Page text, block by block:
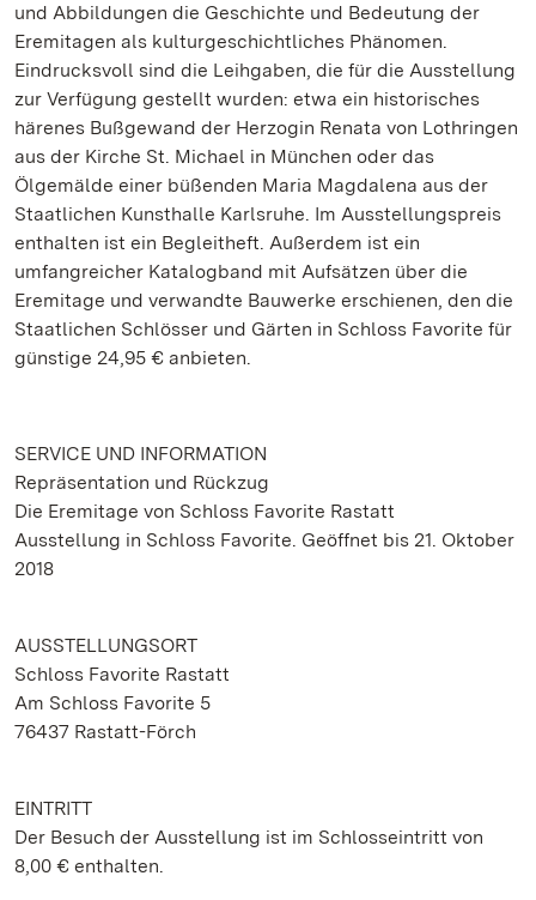
und Abbildungen die Geschichte und Bedeutung der
Eremitagen als kulturgeschichtliches Phänomen.
Eindrucksvoll sind die Leihgaben, die für die Ausstellung
zur Verfügung gestellt wurden: etwa ein historisches
härenes Bußgewand der Herzogin Renata von Lothringen
aus der Kirche St. Michael in München oder das
Ölgemälde einer büßenden Maria Magdalena aus der
Staatlichen Kunsthalle Karlsruhe. Im Ausstellungspreis
enthalten ist ein Begleitheft. Außerdem ist ein
umfangreicher Katalogband mit Aufsätzen über die
Eremitage und verwandte Bauwerke erschienen, den die
Staatlichen Schlösser und Gärten in Schloss Favorite für
günstige 24,95 € anbieten.
SERVICE UND INFORMATION
Repräsentation und Rückzug
Die Eremitage von Schloss Favorite Rastatt
Ausstellung in Schloss Favorite. Geöffnet bis 21. Oktober
2018
AUSSTELLUNGSORT
Schloss Favorite Rastatt
Am Schloss Favorite 5
76437 Rastatt-Förch
EINTRITT
Der Besuch der Ausstellung ist im Schlosseintritt von
8,00 € enthalten.